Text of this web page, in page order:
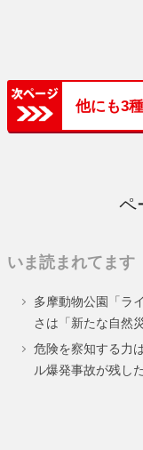
他にも3
ペ
いま読まれてます
多摩動物公園「ラ
さは「新たな自然
危険を察知する力
ル爆発事故が残し